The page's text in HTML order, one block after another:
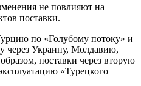
не повлияют на
поставки.
по «Голубому потоку» и
через Украину, Молдавию,
поставки через вторую
«Турецкого